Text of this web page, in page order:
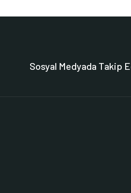
Sosyal Medyada Takip